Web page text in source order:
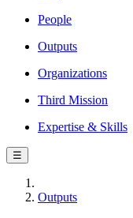
People
Outputs
Organizations
Third Mission
Expertise & Skills
☰
Outputs